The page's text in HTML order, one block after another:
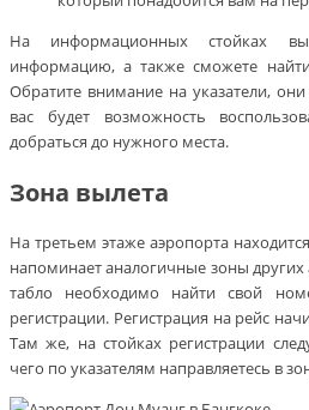
На информационных стойках
информацию, а также сможете
Обратите внимание на указатели,
вас будет возможность
добраться до нужного места.
Зона вылета
На третьем этаже аэропорта
напоминает аналогичные зоны
табло необходимо найти свой
регистрации. Регистрация на рейс
Там же, на стойках регистрации
чего по указателям направляетесь в